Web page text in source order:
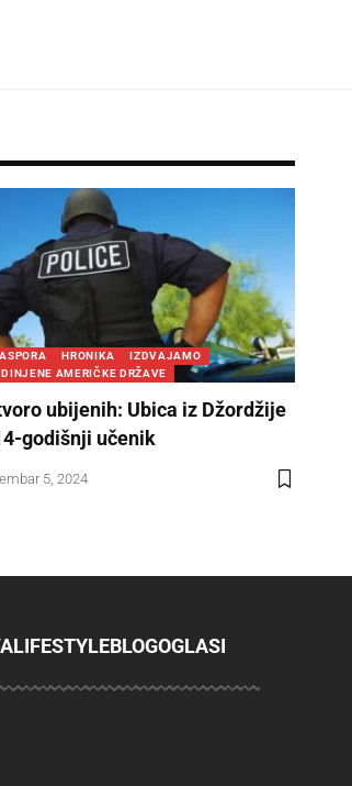
HRONIKA
IZDVAJAMO
AMERIČKE DRŽAVE
ubijenih: Ubica iz Džordžije
godišnji učenik
5, 2024
LIFESTYLEBLOGOGLASI